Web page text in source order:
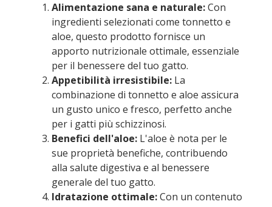
Alimentazione sana e naturale:Con
ingredienti selezionati come tonnetto e
aloe, questo prodotto fornisce un
apporto nutrizionale ottimale, essenziale
per il benessere del tuo gatto.
Appetibilità irresistibile: La
combinazione di tonnetto e aloe assicura
un gusto unico e fresco, perfetto anche
per i gatti più schizzinosi.
Benefici dell'aloe: L'aloe è nota per le
sue proprietà benefiche, contribuendo
alla salute digestiva e al benessere
generale del tuo gatto.
Idratazione ottimale:Con un contenuto